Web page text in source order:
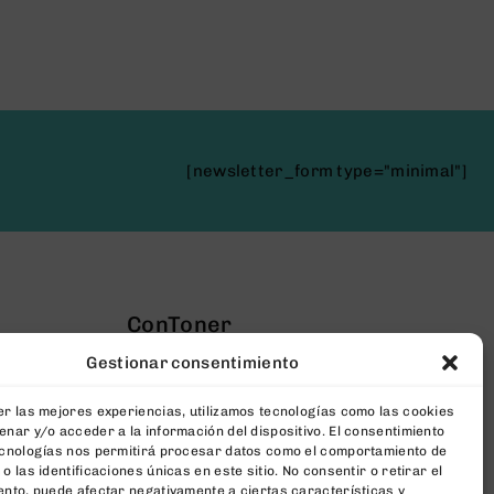
Gestionar consentimiento
las mejores experiencias, utilizamos tecnologías como las cookies
y/o acceder a la información del dispositivo. El consentimiento
nos permitirá procesar datos como el comportamiento de
o las identificaciones únicas en este sitio. No consentir o retirar el
puede afectar negativamente a ciertas características y
[newsletter_form type="minimal"]
ConToner
Sobre Nosotros
Aviso legal
Política de privacidad
Política de cookies